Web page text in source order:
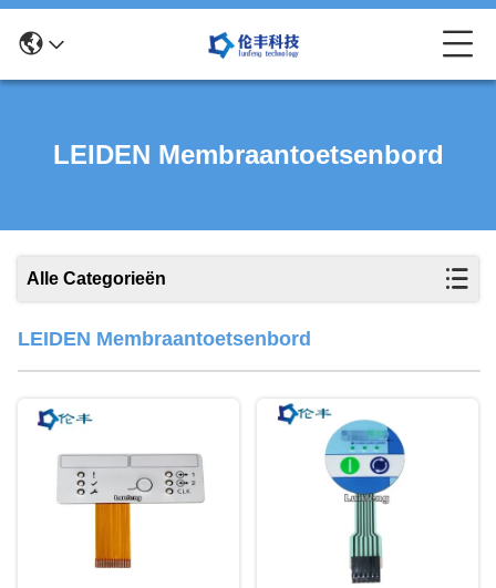
LEIDEN Membraantoetsenbord
Alle Categorieën
LEIDEN Membraantoetsenbord